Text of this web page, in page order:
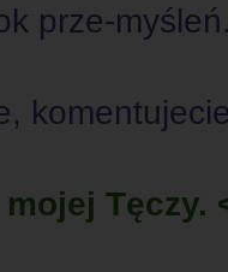
prze-
Tęczy.